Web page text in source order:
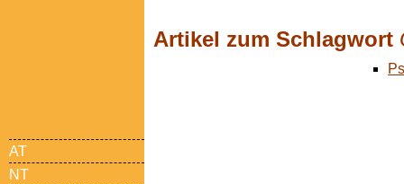
Artikel zum Schlagwort
AT
NT